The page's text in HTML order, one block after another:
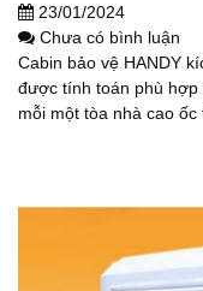
23/01/2024
Chưa có bình luận
Cabin bảo vệ HANDY
được tính toán phù hợp
mỗi một tòa nhà cao ốc